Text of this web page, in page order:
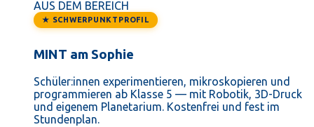
AUS DEM BEREICH
★ SCHWERPUNKTPROFIL
MINT am Sophie
Schüler:innen experimentieren, mikroskopieren und
programmieren ab Klasse 5 — mit Robotik, 3D-Druck
und eigenem Planetarium. Kostenfrei und fest im
Stundenplan.